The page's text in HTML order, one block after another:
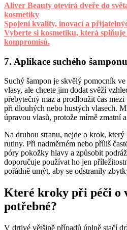
Aliver Beauty otevírá dveře do
kosmetiky
Spojení kvality, inovací a
Vyberte si kosmetiku, která
kompromisů.
7. Aplikace suchého šamponu
Suchý šampon je skvělý pomocník
vlasy, ale chcete jim dodat svěží
přebytečný maz a prodloužit čas
při dlouhých nebo hustých vlasech.
úpravou vlasů, protože mírně zmatní
Na druhou stranu, nejde o krok, který
rutiny. Při nadměrném nebo příliš
póry pokožky hlavy a způsobit
doporučuje používat ho jen
pořádně umýt, aby se odstranily
Které kroky při péči o
potřebné?
V drtivé většině případů úplně stačí